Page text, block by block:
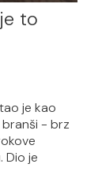
to
je kao
- brz
Dio je